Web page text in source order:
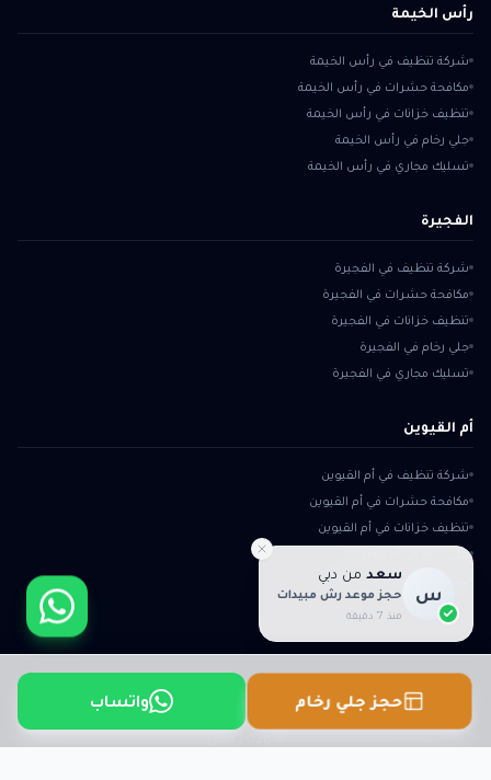
س
سعد من دبي
حجز موعد رش مبيدات
منذ 7 دقيقة
رأس الخيمة
شركة تنظيف في رأس الخيمة
مكافحة حشرات في رأس الخيمة
تنظيف خزانات في رأس الخيمة
جلي رخام في رأس الخيمة
تسليك مجاري في رأس الخيمة
الفجيرة
شركة تنظيف في الفجيرة
مكافحة حشرات في الفجيرة
تنظيف خزانات في الفجيرة
جلي رخام في الفجيرة
تسليك مجاري في الفجيرة
أم القيوين
شركة تنظيف في أم القيوين
مكافحة حشرات في أم القيوين
تنظيف خزانات في أم القيوين
جلي رخام في أم القيوين
تسليك مجاري في أم القيوين
الرخصة التجارية: CN-2025-XXXX
100XXXXXXXXX003
سياسة الخصوصية
حجز جلي رخام واتساب